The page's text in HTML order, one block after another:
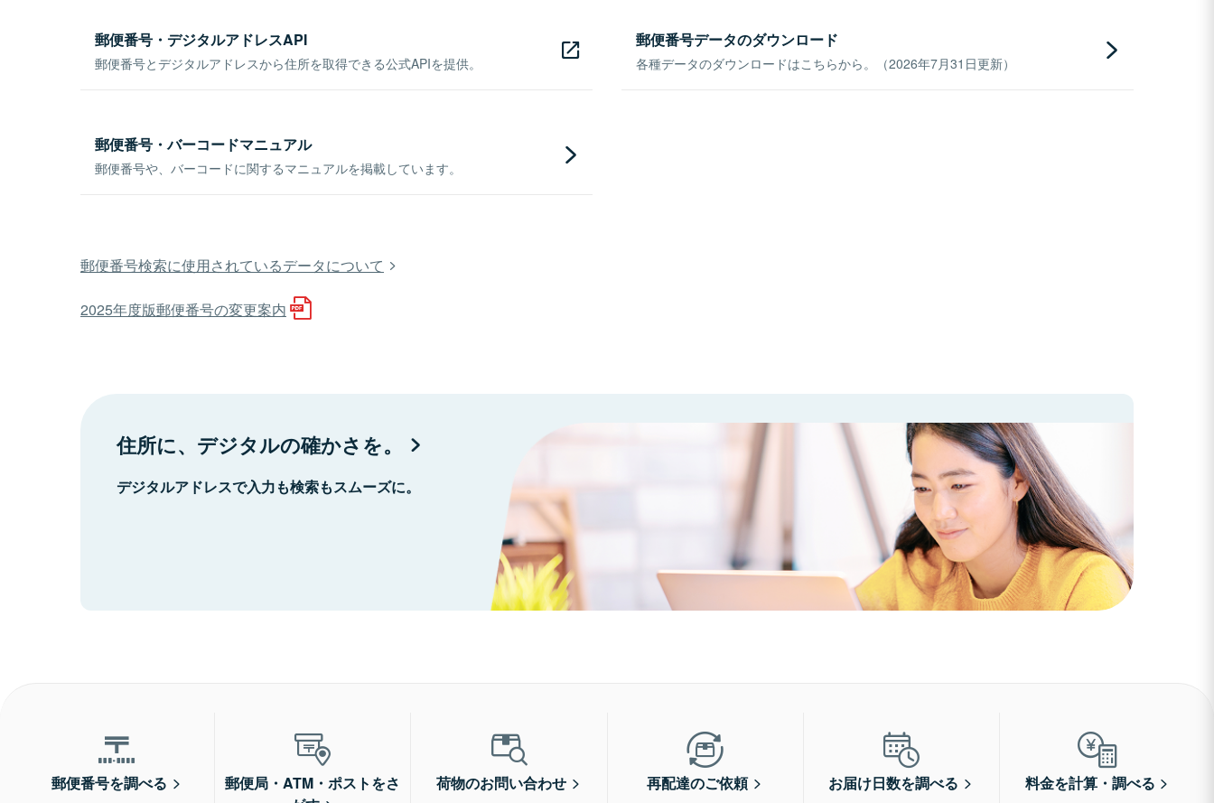
郵便番号・デジタルアドレスAPI
郵便番号とデジタルアドレスから住所を取得できる公式APIを提供。
郵便番号データのダウンロード
各種データのダウンロードはこちらから。（2026年7月31日更新）
郵便番号・バーコードマニュアル
郵便番号や、バーコードに関するマニュアルを掲載しています。
郵便番号検索に使用されているデータについて
2025年度版郵便番号の変更案内
住所に、デジタルの確かさを。
デジタルアドレスで入力も検索もスムーズに。
郵便番号を調べる
郵便局・ATM・ポストをさ
荷物のお問い合わせ 再配達のご依頼 お届け日数を調べる 料金を計算・調べる